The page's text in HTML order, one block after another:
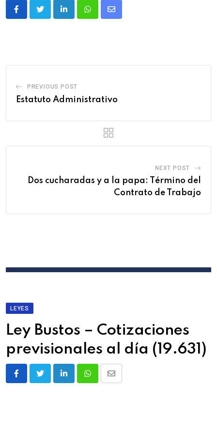
PREVIOUS POST
Estatuto Administrativo
NEXT POST
Dos cucharadas y a la papa: Término del
Contrato de Trabajo
LEYES
Ley Bustos – Cotizaciones
previsionales al día (19.631)